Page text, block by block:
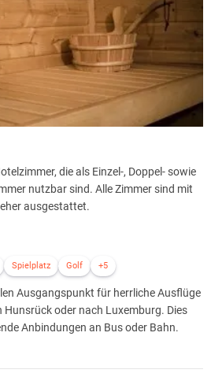
die als Einzel-, Doppel- sowie
nutzbar sind. Alle Zimmer sind mit
ausgestattet.
Spielplatz Golf +5
Ausgangspunkt für herrliche Ausflüge
Hunsrück oder nach Luxemburg. Dies
Anbindungen an Bus oder Bahn.